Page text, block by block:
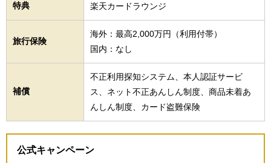
特典 楽天カードラウンジ
旅行保険
海外：最高2,000万円（利用付帯）
国内：なし
補償
不正利用探知システム、本人認証サービ
ス、ネット不正あんしん制度、商品未着あ
んしん制度、カード盗難保険
公式キャンペーン